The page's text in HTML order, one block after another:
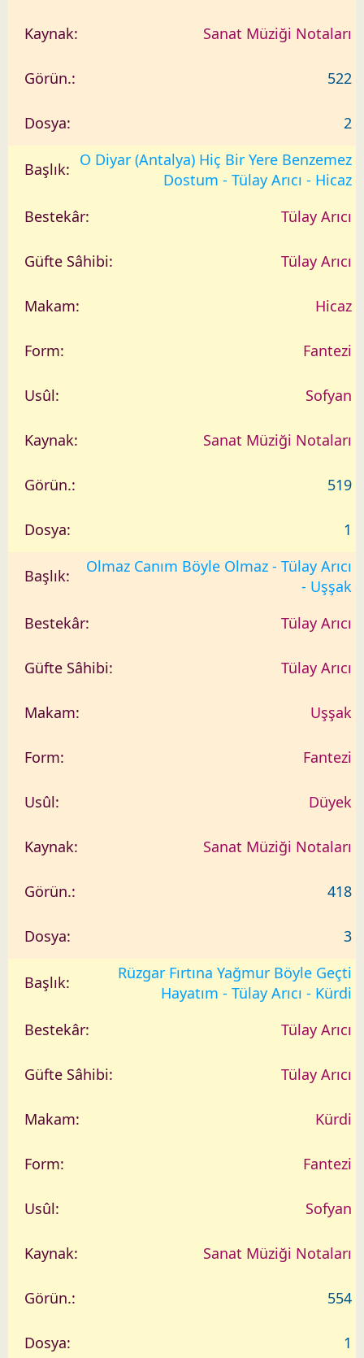
Sanat Müziği Notaları
522
2
O Diyar (Antalya) Hiç Bir Yere Benzemez
Dostum - Tülay Arıcı - Hicaz
Tülay Arıcı
Tülay Arıcı
Hicaz
Fantezi
Sofyan
Sanat Müziği Notaları
519
1
Olmaz Canım Böyle Olmaz - Tülay Arıcı
- Uşşak
Tülay Arıcı
Tülay Arıcı
Uşşak
Fantezi
Düyek
Sanat Müziği Notaları
418
3
Rüzgar Fırtına Yağmur Böyle Geçti
Hayatım - Tülay Arıcı - Kürdi
Tülay Arıcı
Tülay Arıcı
Kürdi
Fantezi
Sofyan
Sanat Müziği Notaları
554
1